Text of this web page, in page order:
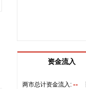
明显高于上半年，
2026-08-06 22:36:20
资金流入
两市总计资金流入: --